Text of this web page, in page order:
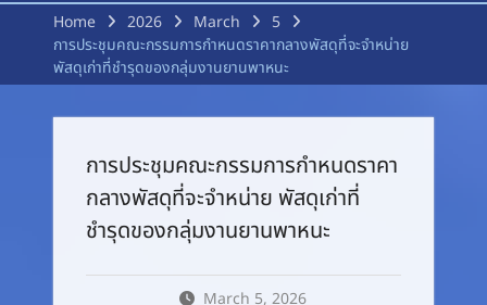
Home 2026 March
5
การประชุมคณะกรรมการกำหนดราคากลางพัสดุที่จะจำหน่าย
พัสดุเก่าที่ชำรุดของกลุ่มงานยานพาหนะ
การประชุมคณะกรรมการกำหนดราคา
กลางพัสดุที่จะจำหน่าย พัสดุเก่าที่
ชำรุดของกลุ่มงานยานพาหนะ
March 5, 2026